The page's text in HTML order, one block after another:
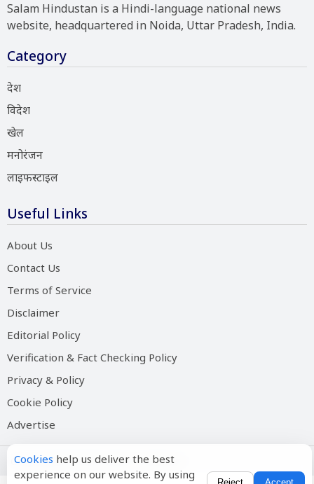
Salam Hindustan is a Hindi-language national news
website, headquartered in Noida, Uttar Pradesh, India.
Category
देश
विदेश
खेल
मनोरंजन
लाइफस्टाइल
Useful Links
About Us
Contact Us
Terms of Service
Disclaimer
Editorial Policy
Verification & Fact Checking Policy
Privacy & Policy
Cookie Policy
Advertise
Copyright © 2026 Salam Hindustan
Cookies help us deliver the best
experience on our website. By using
Reject Accept